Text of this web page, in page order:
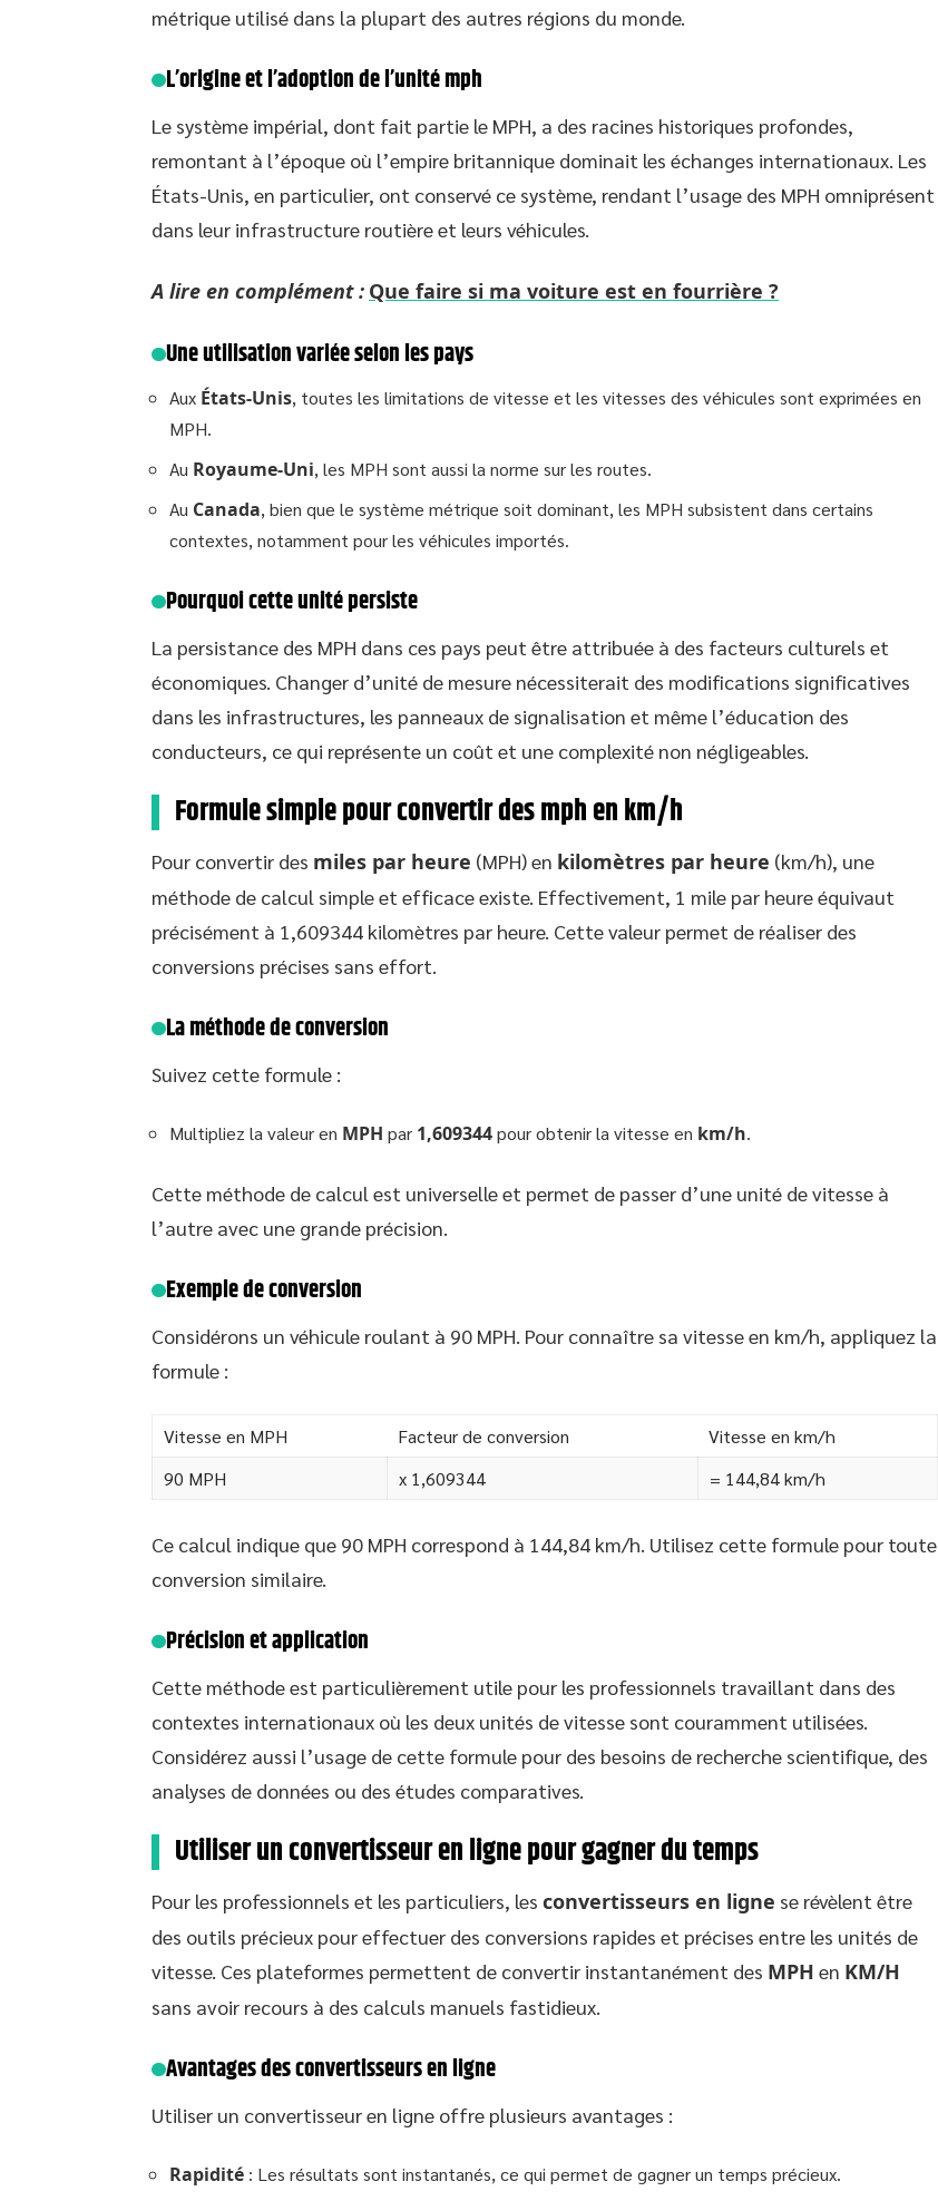
métrique utilisé dans la plupart des autres régions du monde.
L’origine et l’adoption de l’unité mph
Le système impérial, dont fait partie le MPH, a des racines historiques profondes,
remontant à l’époque où l’empire britannique dominait les échanges internationaux. Les
États-Unis, en particulier, ont conservé ce système, rendant l’usage des MPH omniprésent
dans leur infrastructure routière et leurs véhicules.
A lire en complément : Que faire si ma voiture est en fourrière ?
Une utilisation variée selon les pays
Aux États-Unis, toutes les limitations de vitesse et les vitesses des véhicules sont exprimées en
MPH.
Au Royaume-Uni, les MPH sont aussi la norme sur les routes.
Au Canada, bien que le système métrique soit dominant, les MPH subsistent dans certains
contextes, notamment pour les véhicules importés.
Pourquoi cette unité persiste
La persistance des MPH dans ces pays peut être attribuée à des facteurs culturels et
économiques. Changer d’unité de mesure nécessiterait des modifications significatives
dans les infrastructures, les panneaux de signalisation et même l’éducation des
conducteurs, ce qui représente un coût et une complexité non négligeables.
Formule simple pour convertir des mph en km/h
Pour convertir des miles par heure (MPH) en kilomètres par heure (km/h), une
méthode de calcul simple et efficace existe. Effectivement, 1 mile par heure équivaut
précisément à 1,609344 kilomètres par heure. Cette valeur permet de réaliser des
conversions précises sans effort.
La méthode de conversion
Suivez cette formule :
Multipliez la valeur en MPH par 1,609344pour obtenir la vitesse en km/h.
Cette méthode de calcul est universelle et permet de passer d’une unité de vitesse à
l’autre avec une grande précision.
Exemple de conversion
Considérons un véhicule roulant à 90 MPH. Pour connaître sa vitesse en km/h, appliquez la
formule :
Vitesse en MPH Facteur de conversion
Vitesse en km/h
90 MPH
x 1,609344 = 144,84 km/h
Ce calcul indique que 90 MPH correspond à 144,84 km/h. Utilisez cette formule pour toute
conversion similaire.
Précision et application
Cette méthode est particulièrement utile pour les professionnels travaillant dans des
contextes internationaux où les deux unités de vitesse sont couramment utilisées.
Considérez aussi l’usage de cette formule pour des besoins de recherche scientifique, des
analyses de données ou des études comparatives.
Utiliser un convertisseur en ligne pour gagner du temps
Pour les professionnels et les particuliers, les convertisseurs en ligne se révèlent être
des outils précieux pour effectuer des conversions rapides et précises entre les unités de
vitesse. Ces plateformes permettent de convertir instantanément des MPH en KM/H
sans avoir recours à des calculs manuels fastidieux.
Avantages des convertisseurs en ligne
Utiliser un convertisseur en ligne offre plusieurs avantages :
Rapidité : Les résultats sont instantanés, ce qui permet de gagner un temps précieux.